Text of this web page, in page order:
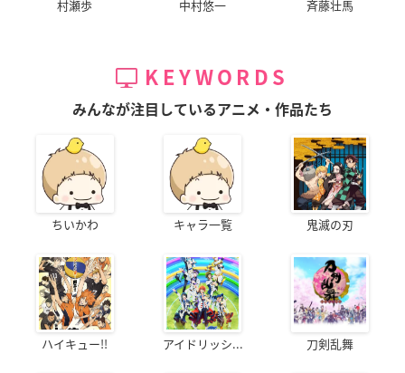
村瀬歩 中村悠一 斉藤壮馬
KEYWORDS
みんなが注目しているアニメ・作品たち
ちいかわ キャラ一覧 鬼滅の刃
ハイキュー!! アイドリッシ... 刀剣乱舞